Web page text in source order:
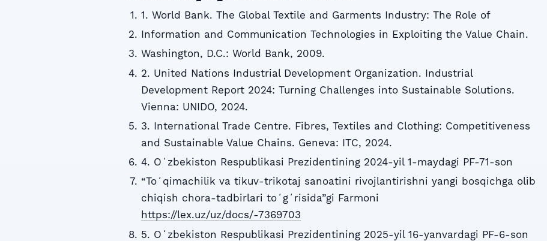
1. World Bank. The Global Textile and Garments Industry: The Role of
Information and Communication Technologies in Exploiting the Value Chain.
Washington, D.C.: World Bank, 2009.
2. United Nations Industrial Development Organization. Industrial
Development Report 2024: Turning Challenges into Sustainable Solutions.
Vienna: UNIDO, 2024.
3. International Trade Centre. Fibres, Textiles and Clothing: Competitiveness
and Sustainable Value Chains. Geneva: ITC, 2024.
4. Oʻzbekiston Respublikasi Prezidentining 2024-yil 1-maydagi PF-71-son
“Toʻqimachilik va tikuv-trikotaj sanoatini rivojlantirishni yangi bosqichga olib
chiqish chora-tadbirlari toʻgʻrisida”gi Farmoni
https://lex.uz/uz/docs/-7369703
5. Oʻzbekiston Respublikasi Prezidentining 2025-yil 16-yanvardagi PF-6-son